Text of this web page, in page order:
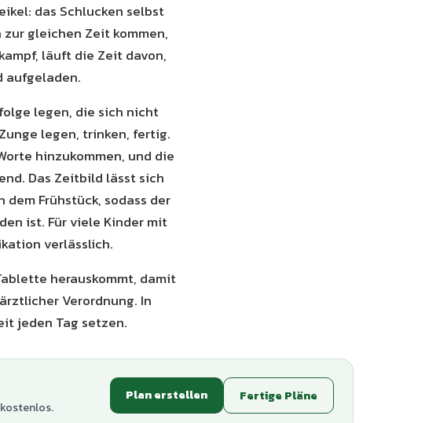
das Schlucken selbst
gleichen Zeit kommen,
läuft die Zeit davon,
aufgeladen.
legen, die sich nicht
legen, trinken, fertig.
hinzukommen, und die
Das Zeitbild lässt sich
Frühstück, sodass der
ist. Für viele Kinder mit
verlässlich.
herauskommt, damit
Verordnung. In
jeden Tag setzen.
Plan erstellen Fertige Pläne